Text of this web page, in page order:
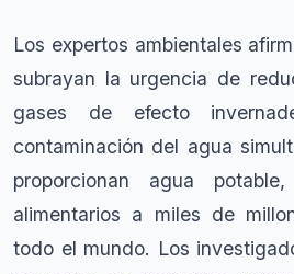
Los expertos ambientales
subrayan la urgencia de
gases de efecto
contaminación del agua
proporcionan agua
alimentarios a miles de
todo el mundo. Los